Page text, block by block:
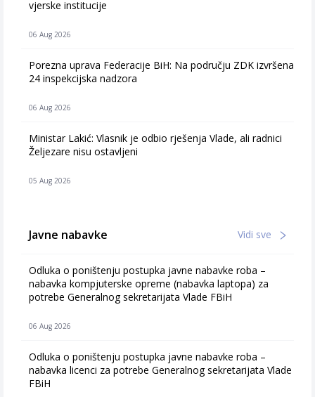
vjerske institucije
06 Aug 2026
Porezna uprava Federacije BiH: Na području ZDK izvršena
24 inspekcijska nadzora
06 Aug 2026
Ministar Lakić: Vlasnik je odbio rješenja Vlade, ali radnici
Željezare nisu ostavljeni
05 Aug 2026
Javne nabavke Vidi sve
Odluka o poništenju postupka javne nabavke roba –
nabavka kompjuterske opreme (nabavka laptopa) za
potrebe Generalnog sekretarijata Vlade FBiH
06 Aug 2026
Odluka o poništenju postupka javne nabavke roba –
nabavka licenci za potrebe Generalnog sekretarijata Vlade
FBiH